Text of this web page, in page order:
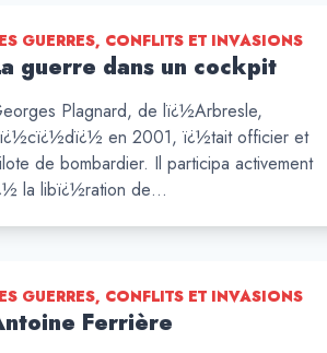
GUERRES, CONFLITS ET INVASIONS
guerre dans un cockpit
Plagnard, de lï¿½Arbresle,
en 2001, ï¿½tait officier et
de bombardier. Il participa activement
la libï¿½ration de…
GUERRES, CONFLITS ET INVASIONS
Ferrière